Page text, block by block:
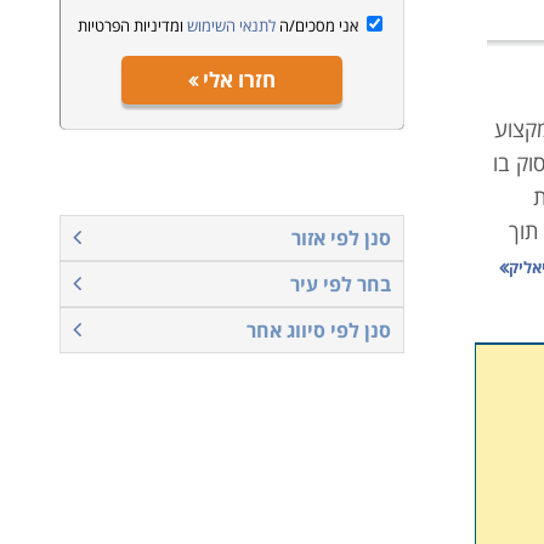
בו
אני מסכים/הלתנאי השימוש ומדיניות הפרטיות
חזרו אלי
סנן לפי אזור
בחר לפי עיר
סנן לפי סיווג אחר